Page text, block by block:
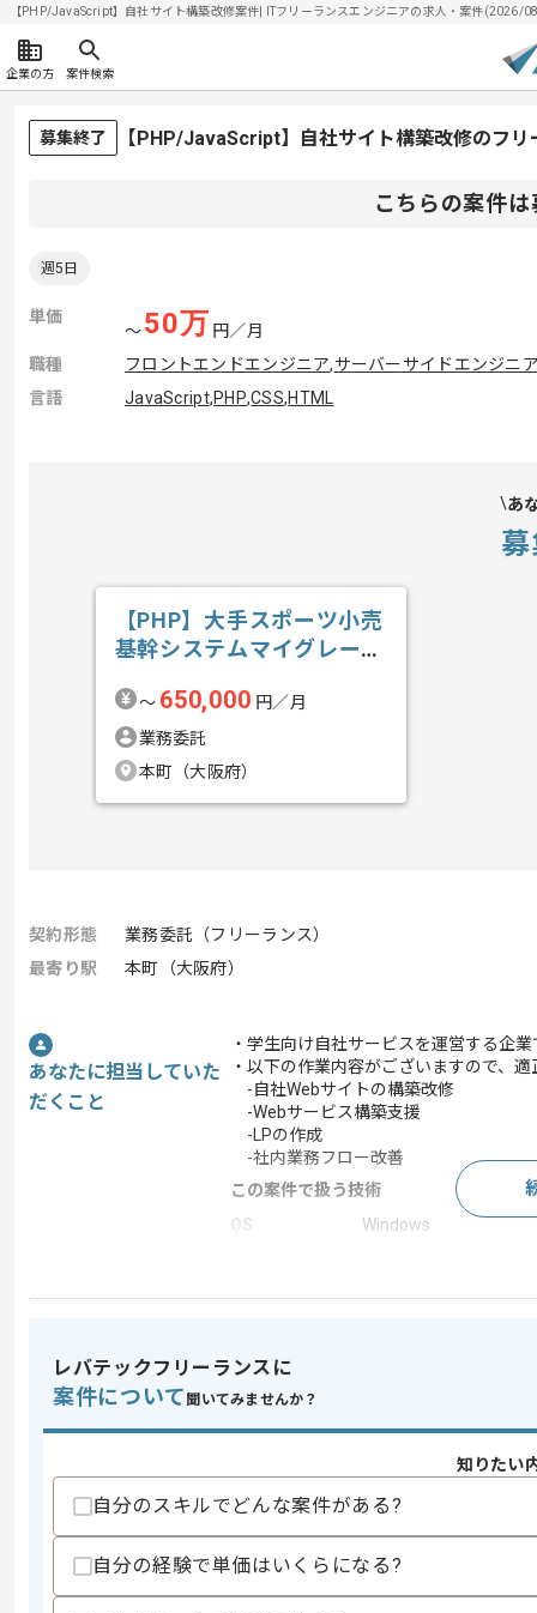
【PHP/JavaScript】自社サイト構築改修案件| ITフリーランスエンジニアの求人・案件(2026/
企業の方 案件検索
募集終了 【PHP/JavaScript】自社サイト構築改修のフ
こちらの案件
週5日
単価
〜50万 円／月
職種
フロントエンドエンジニア,サーバーサイドエンジニ
言語
JavaScript,PHP,CSS,HTML
あ
【PHP】大手スポーツ小売
基幹システムマイグレーシ
〜 650,000 円／月
業務委託
本町（大阪府）
契約形態
業務委託（フリーランス）
最寄り駅
本町（大阪府）
あなたに担当していた
だくこと
・学生向け自社サービスを運営する企
・以下の作業内容がございますので、
-自社Webサイトの構築改修
-Webサービス構築支援
-LPの作成
-社内業務フロー改善
この案件で扱う技術
OS
Windows
この案件のポイント
担当領域/システ
スキル
求めるスキル
・JavaScript（jQuery）を用いた開発経
レバテックフリーランスに
案件について 聞いてみませんか？
知りたい
自分のスキルでどんな案件がある?
自分の経験で単価はいくらになる?